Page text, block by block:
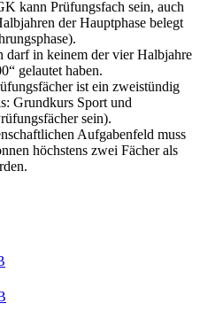
kann Prüfungsfach sein, auch
der Hauptphase belegt
darf in keinem der vier Halbjahre
gelautet haben.
ist ein zweistündig
Grundkurs Sport und
sein).
Aufgabenfeld muss
höchstens zwei Fächer als